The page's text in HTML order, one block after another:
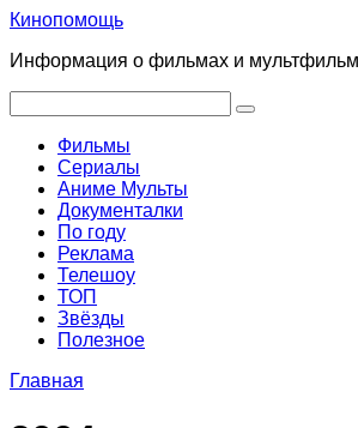
Перейти
контенту
Кинопомощь
Информация о фильмах и
Фильмы
Сериалы
Аниме Мульты
Документалки
По году
Реклама
Телешоу
ТОП
Звёзды
Полезное
Главная